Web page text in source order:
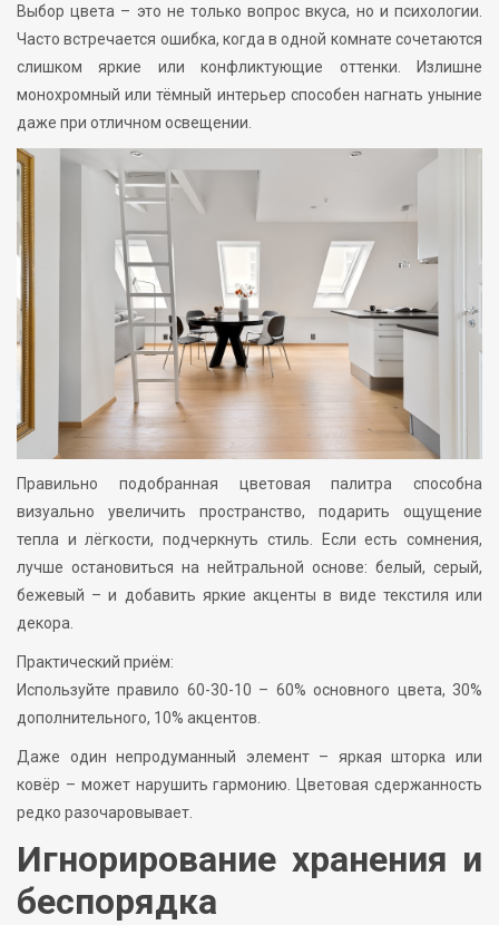
Выбор цвета – это не только вопрос вкуса, но и психологии.
Часто встречается ошибка, когда в одной комнате сочетаются
слишком яркие или конфликтующие оттенки. Излишне
монохромный или тёмный интерьер способен нагнать уныние
даже при отличном освещении.
Правильно подобранная цветовая палитра способна
визуально увеличить пространство, подарить ощущение
тепла и лёгкости, подчеркнуть стиль. Если есть сомнения,
лучше остановиться на нейтральной основе: белый, серый,
бежевый – и добавить яркие акценты в виде текстиля или
декора.
Практический приём:
Используйте правило 60-30-10 – 60% основного цвета, 30%
дополнительного, 10% акцентов.
Даже один непродуманный элемент – яркая шторка или
ковёр – может нарушить гармонию. Цветовая сдержанность
редко разочаровывает.
Игнорирование хранения и
беспорядка